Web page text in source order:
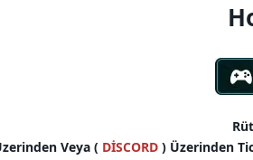
Veya ( DİSCORD) Üzerinden